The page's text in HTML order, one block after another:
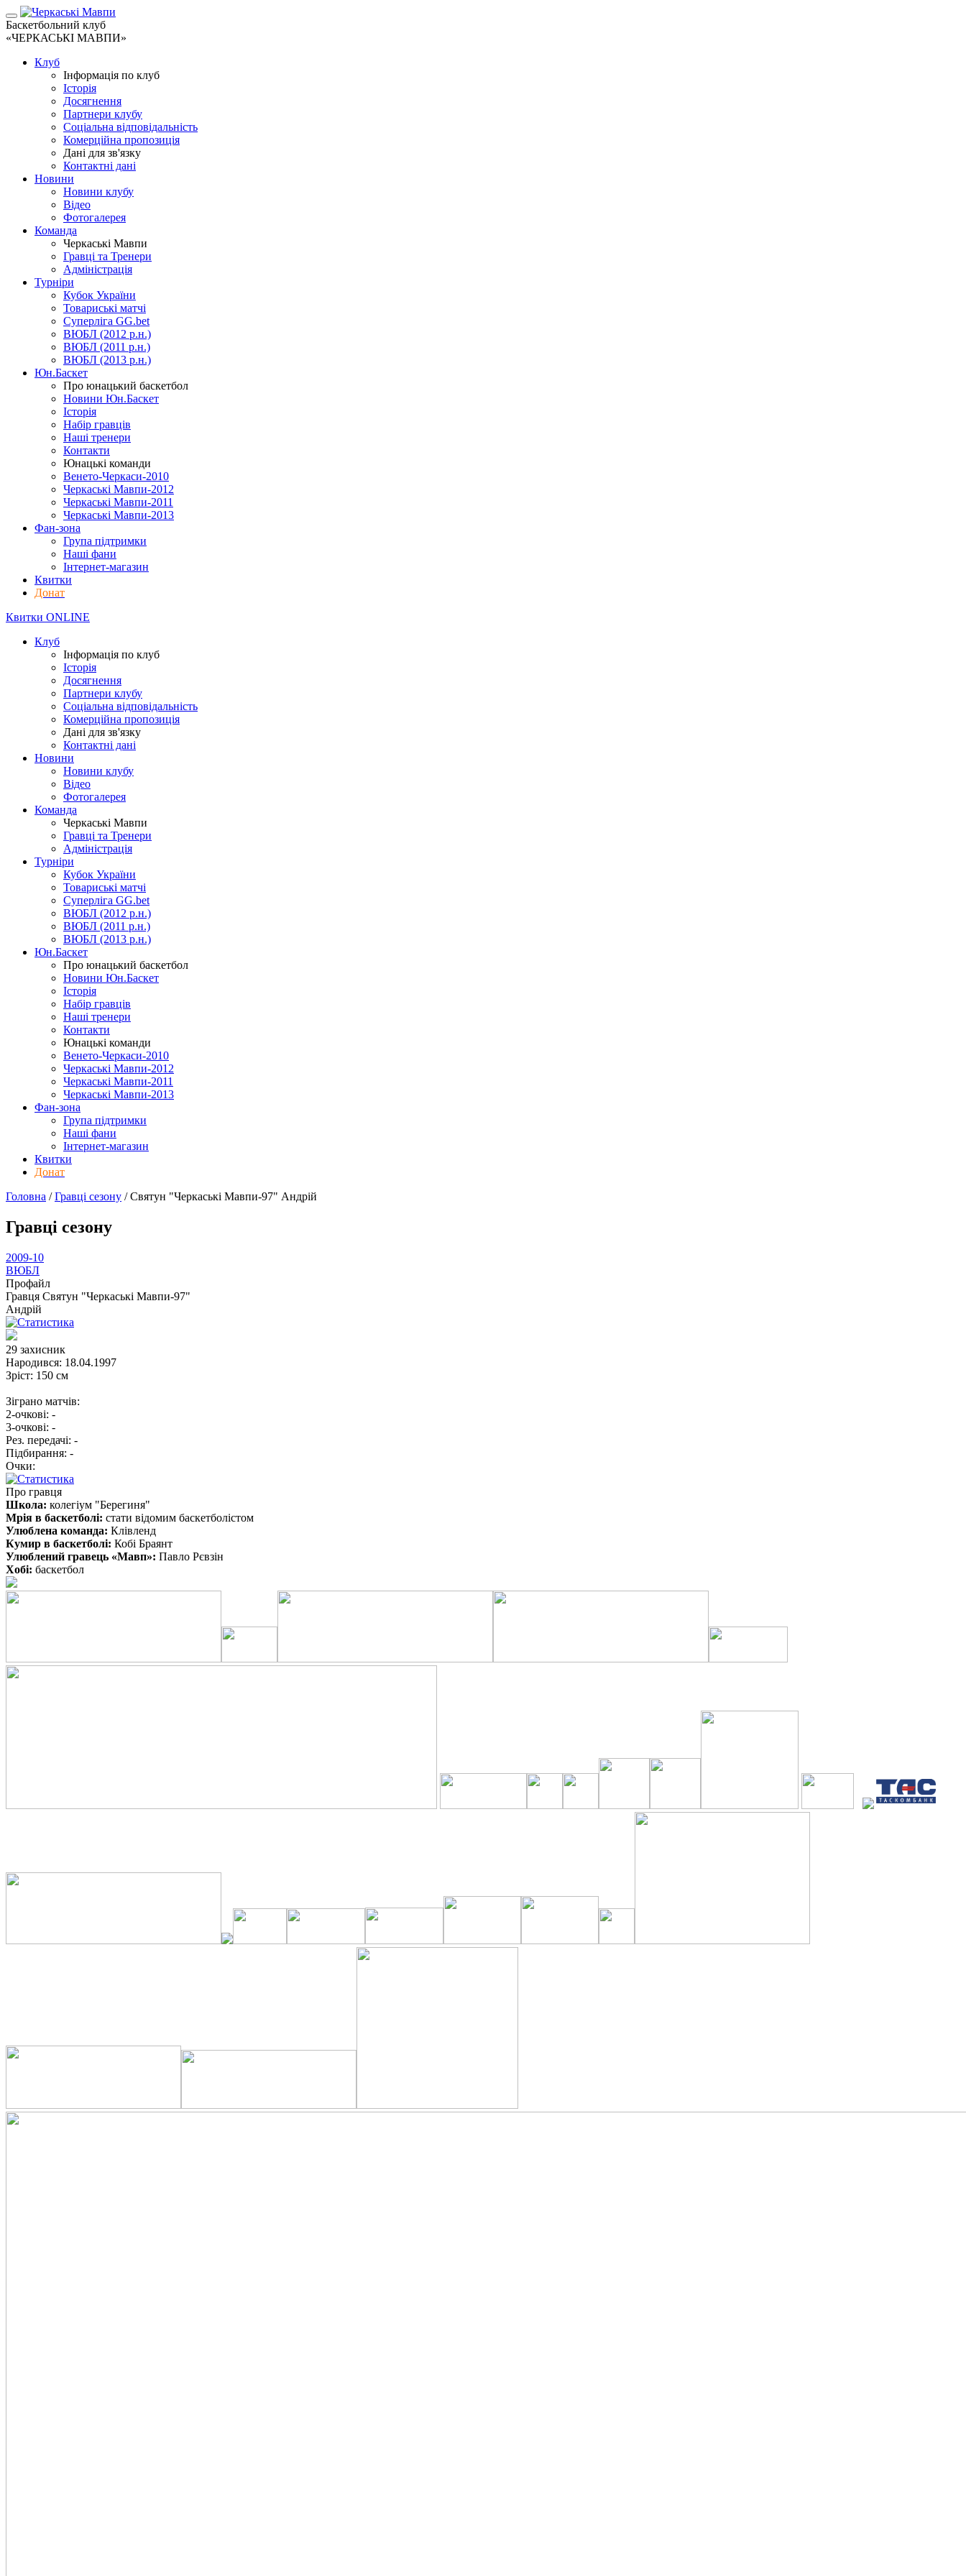
Баскетбольний клуб
«ЧЕРКАСЬКІ МАВПИ»
Клуб
Інформація по клуб
Історія
Досягнення
Партнери клубу
Соціальна відповідальність
Комерційна пропозиція
Дані для зв'язку
Контактні дані
Новини
Новини клубу
Відео
Фотогалерея
Команда
Черкаські Мавпи
Гравці та Тренери
Адміністрація
Турніри
Кубок України
Товариські матчі
Суперліга GG.bet
ВЮБЛ (2012 р.н.)
ВЮБЛ (2011 р.н.)
ВЮБЛ (2013 р.н.)
Юн.Баскет
Про юнацький баскетбол
Новини Юн.Баскет
Історія
Набір гравців
Наші тренери
Контакти
Юнацькі команди
Венето-Черкаси-2010
Черкаські Мавпи-2012
Черкаські Мавпи-2011
Черкаські Мавпи-2013
Фан-зона
Група підтримки
Наші фани
Інтернет-магазин
Квитки
Донат
Квитки ONLINE
Клуб
Інформація по клуб
Історія
Досягнення
Партнери клубу
Соціальна відповідальність
Комерційна пропозиція
Дані для зв'язку
Контактні дані
Новини
Новини клубу
Відео
Фотогалерея
Команда
Черкаські Мавпи
Гравці та Тренери
Адміністрація
Турніри
Кубок України
Товариські матчі
Суперліга GG.bet
ВЮБЛ (2012 р.н.)
ВЮБЛ (2011 р.н.)
ВЮБЛ (2013 р.н.)
Юн.Баскет
Про юнацький баскетбол
Новини Юн.Баскет
Історія
Набір гравців
Наші тренери
Контакти
Юнацькі команди
Венето-Черкаси-2010
Черкаські Мавпи-2012
Черкаські Мавпи-2011
Черкаські Мавпи-2013
Фан-зона
Група підтримки
Наші фани
Інтернет-магазин
Квитки
Донат
Головна /Гравці сезону /Святун "Черкаські Мавпи-97" Андрій
Гравці сезону
2009-10
ВЮБЛ
Профайл
Гравця Святун "Черкаські Мавпи-97"
Андрій
29 захисник
Народився: 18.04.1997
Зріст: 150 см
Зіграно матчів:
2-очкові: -
3-очкові: -
Рез. передачі: -
Підбирання: -
Очки:
Про гравця
Школа: колегіум "Берегиня"
Мрія в баскетболі: стати відомим баскетболістом
Улюблена команда: Клівленд
Кумир в баскетболі: Кобі Браянт
Улюблений гравець «Мавп»: Павло Рєвзін
Хобі: баскетбол